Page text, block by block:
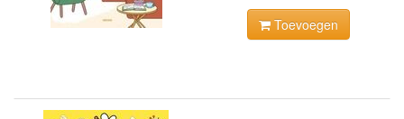
Toevoegen